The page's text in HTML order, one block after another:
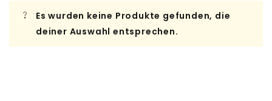
Es wurden keine Produkte gefunden, die
deiner Auswahl entsprechen.